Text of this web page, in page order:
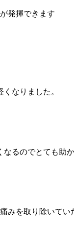
発揮できます
なりました。
るのでとても助か
みを取り除いて